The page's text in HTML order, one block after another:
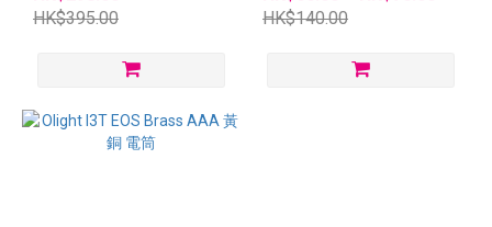
HK$395.00
HK$140.00